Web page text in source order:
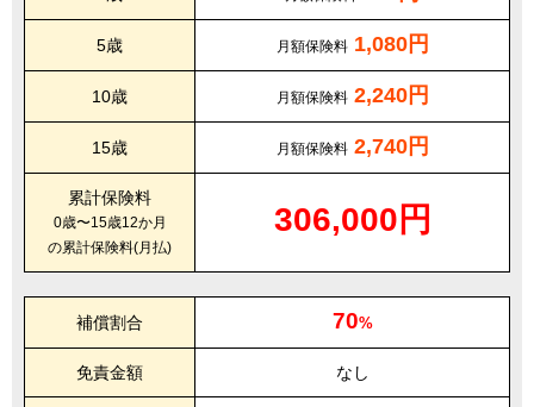
5歳 月額保険料 1,080円
10歳 月額保険料 2,240円
15歳 月額保険料 2,740円
累計保険料
0歳〜15歳12か月
の累計保険料(月払)
306,000円
補償割合 70%
免責金額 なし